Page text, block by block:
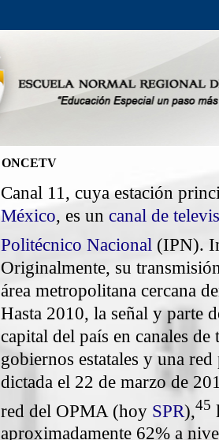
ONCETV
Canal 11, cuya estación
México, es un canal de
Politécnico Nacional (IPN).
Originalmente, su
área metropolitana cercana
Hasta 2010, la señal y parte
capital del país en canales
gobiernos estatales y una
dictada el 22 de marzo de
red del OPMA (hoy SPR),45
aproximadamente 62% a